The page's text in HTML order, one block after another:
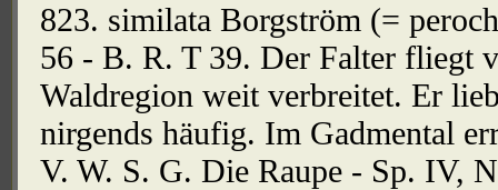
823. similata Borgström (=
56 - B. R. T 39. Der Falter fliegt
Waldregion weit verbreitet. Er
nirgends häufig. Im Gadmental
V. W. S. G. Die Raupe - Sp. IV,